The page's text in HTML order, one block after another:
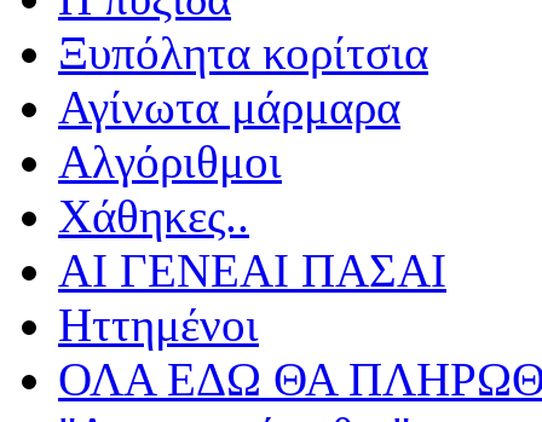
Ξυπόλητα κορίτσια
Αγίνωτα μάρμαρα
Αλγόριθμοι
Χάθηκες..
ΑΙ ΓΕΝΕΑΙ ΠΑΣΑΙ
Ηττημένοι
ΟΛΑ ΕΔΩ ΘΑ